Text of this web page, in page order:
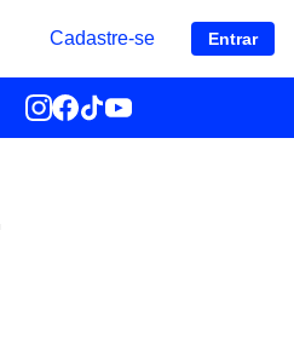
Cadastre-se Entrar